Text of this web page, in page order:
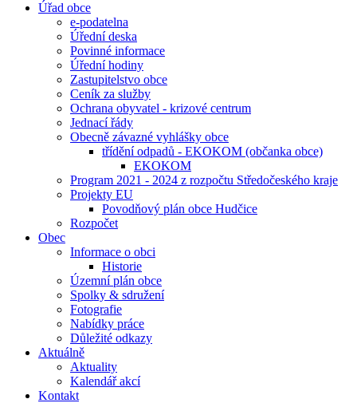
Úřad obce
e-podatelna
Úřední deska
Povinné informace
Úřední hodiny
Zastupitelstvo obce
Ceník za služby
Ochrana obyvatel - krizové centrum
Jednací řády
Obecně závazné vyhlášky obce
třídění odpadů - EKOKOM (občanka obce)
EKOKOM
Program 2021 - 2024 z rozpočtu Středočeského kraje
Projekty EU
Povodňový plán obce Hudčice
Rozpočet
Obec
Informace o obci
Historie
Územní plán obce
Spolky & sdružení
Fotografie
Nabídky práce
Důležité odkazy
Aktuálně
Aktuality
Kalendář akcí
Kontakt